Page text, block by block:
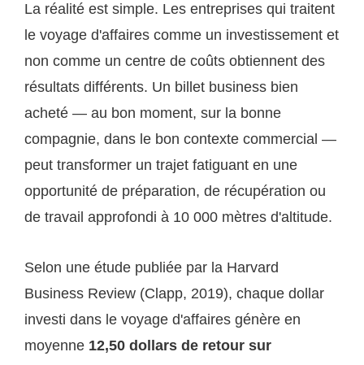
La réalité est simple. Les entreprises qui traitent
le voyage d'affaires comme un investissement et
non comme un centre de coûts obtiennent des
résultats différents. Un billet business bien
acheté — au bon moment, sur la bonne
compagnie, dans le bon contexte commercial —
peut transformer un trajet fatiguant en une
opportunité de préparation, de récupération ou
de travail approfondi à 10 000 mètres d'altitude.
Selon une étude publiée par la Harvard
Business Review (Clapp, 2019), chaque dollar
investi dans le voyage d'affaires génère en
moyenne 12,50 dollars de retour sur